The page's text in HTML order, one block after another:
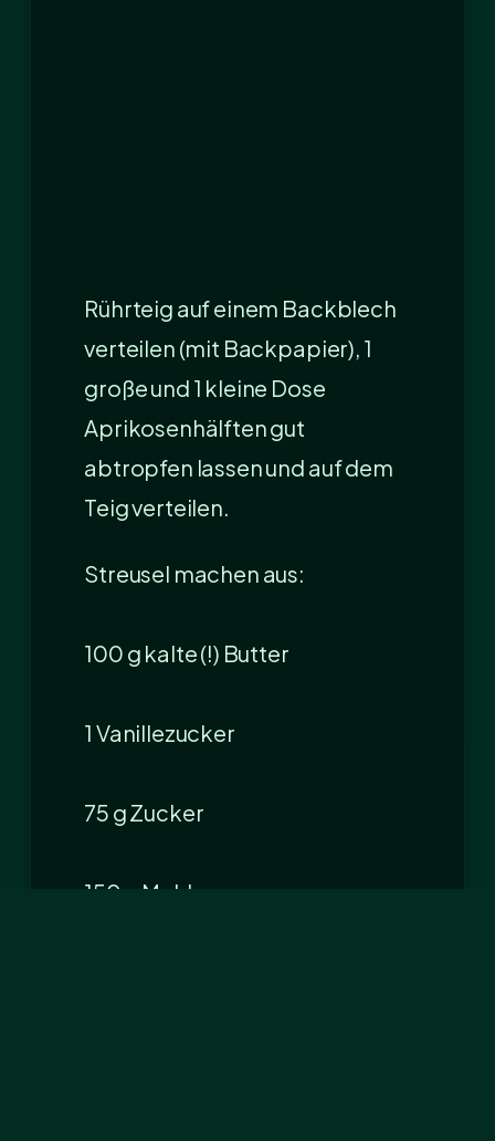
Rührteig auf einem Backblech
verteilen (mit Backpapier), 1
große und 1 kleine Dose
Aprikosenhälften gut
abtropfen lassen und auf dem
Teig verteilen.
Streusel machen aus:
100 g kalte (!) Butter
1 Vanillezucker
75 g Zucker
150 g Mehl